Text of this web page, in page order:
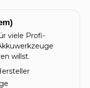
viele Profi-
willst.